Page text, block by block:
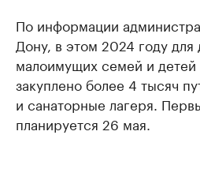
По информации
Дону, в этом 2024 году для
малоимущих семей и
закуплено более 4 тысяч
и санаторные лагеря.
планируется 26 мая.